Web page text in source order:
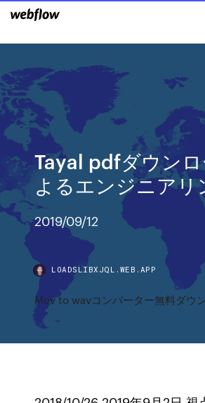
Tayal pdfダウンロ
よるエンジニアリ
2019/09/12
LOADSLIBXJQL.WEB.APP
Mov to wavコンバーター無料ダウ